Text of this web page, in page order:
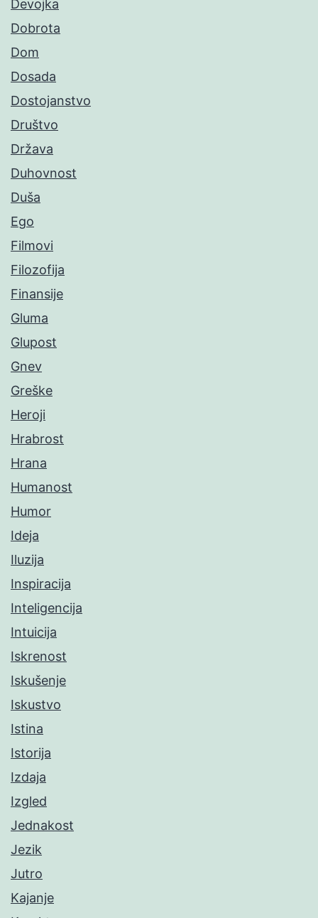
Devojka
Dobrota
Dom
Dosada
Dostojanstvo
Društvo
Država
Duhovnost
Duša
Ego
Filmovi
Filozofija
Finansije
Gluma
Glupost
Gnev
Greške
Heroji
Hrabrost
Hrana
Humanost
Humor
Ideja
Iluzija
Inspiracija
Inteligencija
Intuicija
Iskrenost
Iskušenje
Iskustvo
Istina
Istorija
Izdaja
Izgled
Jednakost
Jezik
Jutro
Kajanje